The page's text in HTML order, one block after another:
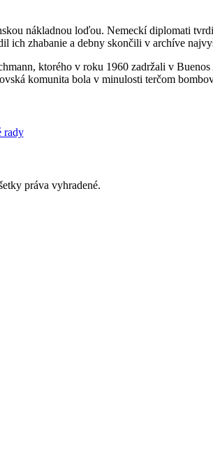
nákladnou loďou. Nemeckí diplomati
ich zhabanie a debny skončili v archíve
ktorého v roku 1960 zadržali v
komunita bola v minulosti terčom
práva vyhradené.